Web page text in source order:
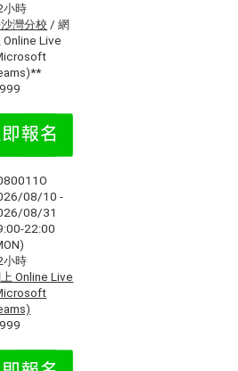
小時
灣分校 / 網
Online Live
08/10 -
08/31
22:00
小時
Online Live